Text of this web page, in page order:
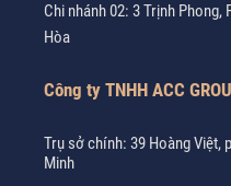
Chi nhánh 02: 3 Trịnh Phong,
Hòa
Công ty TNHH ACC
Trụ sở chính: 39 Hoàng Việt,
Minh